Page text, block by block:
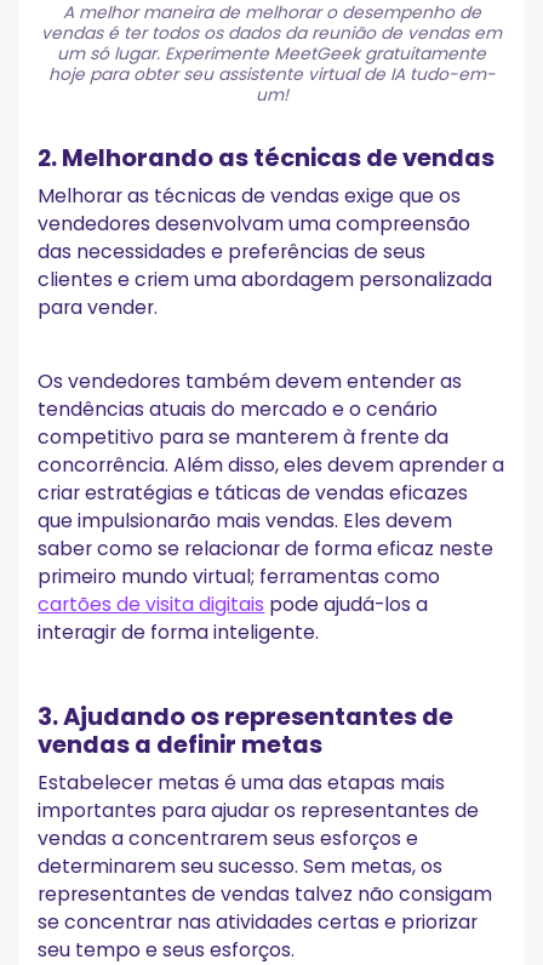
A melhor maneira de melhorar o desempenho de
vendas é ter todos os dados da reunião de vendas em
um só lugar. Experimente MeetGeek gratuitamente
hoje para obter seu assistente virtual de IA tudo-em-
um!
2. Melhorando as técnicas de vendas
Melhorar as técnicas de vendas exige que os
vendedores desenvolvam uma compreensão
das necessidades e preferências de seus
clientes e criem uma abordagem personalizada
para vender.
Os vendedores também devem entender as
tendências atuais do mercado e o cenário
competitivo para se manterem à frente da
concorrência. Além disso, eles devem aprender a
criar estratégias e táticas de vendas eficazes
que impulsionarão mais vendas. Eles devem
saber como se relacionar de forma eficaz neste
primeiro mundo virtual; ferramentas como
cartões de visita digitais pode ajudá-los a
interagir de forma inteligente.
3. Ajudando os representantes de
vendas a definir metas
Estabelecer metas é uma das etapas mais
importantes para ajudar os representantes de
vendas a concentrarem seus esforços e
determinarem seu sucesso. Sem metas, os
representantes de vendas talvez não consigam
se concentrar nas atividades certas e priorizar
seu tempo e seus esforços.